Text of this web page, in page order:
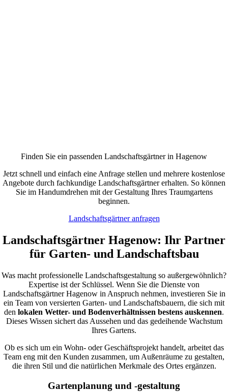
Finden Sie ein passenden Landschaftsgärtner in Hagenow
Jetzt schnell und einfach eine Anfrage stellen und mehrere kostenlose
Angebote durch fachkundige Landschaftsgärtner erhalten. So können
Sie im Handumdrehen mit der Gestaltung Ihres Traumgartens
beginnen.
Landschaftsgärtner anfragen
Landschaftsgärtner Hagenow: Ihr Partner
für Garten- und Landschaftsbau
Was macht professionelle Landschaftsgestaltung so außergewöhnlich?
Expertise ist der Schlüssel. Wenn Sie die Dienste von
Landschaftsgärtner Hagenow in Anspruch nehmen, investieren Sie in
ein Team von versierten Garten- und Landschaftsbauern, die sich mit
den lokalen Wetter- und Bodenverhältnissen bestens auskennen.
Dieses Wissen sichert das Aussehen und das gedeihende Wachstum
Ihres Gartens.
Ob es sich um ein Wohn- oder Geschäftsprojekt handelt, arbeitet das
Team eng mit den Kunden zusammen, um Außenräume zu gestalten,
die ihren Stil und die natürlichen Merkmale des Ortes ergänzen.
Gartenplanung und -gestaltung